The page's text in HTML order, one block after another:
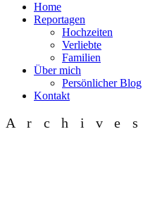
Home
Reportagen
Hochzeiten
Verliebte
Familien
Über mich
Persönlicher Blog
Kontakt
Archives